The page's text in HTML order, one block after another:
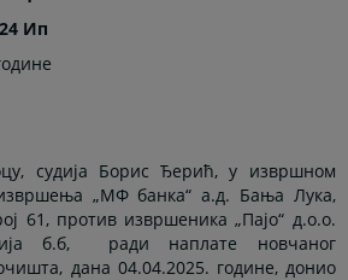
Ип
судија Борис Ђерић, у извршном
„МФ банка“ а.д. Бања Лука,
61, против извршеника „Пајо“ д.о.о.
б.б,
ради наплате новчаног
дана 04.04.2025. године, донио